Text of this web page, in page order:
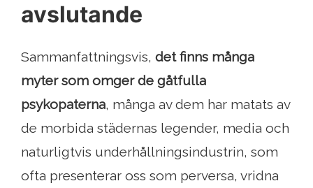
avslutande
Sammanfattningsvis, det finns många
myter som omger de gåtfulla
psykopaterna, många av dem har matats av
de morbida städernas legender, media och
naturligtvis underhållningsindustrin, som
ofta presenterar oss som perversa, vridna